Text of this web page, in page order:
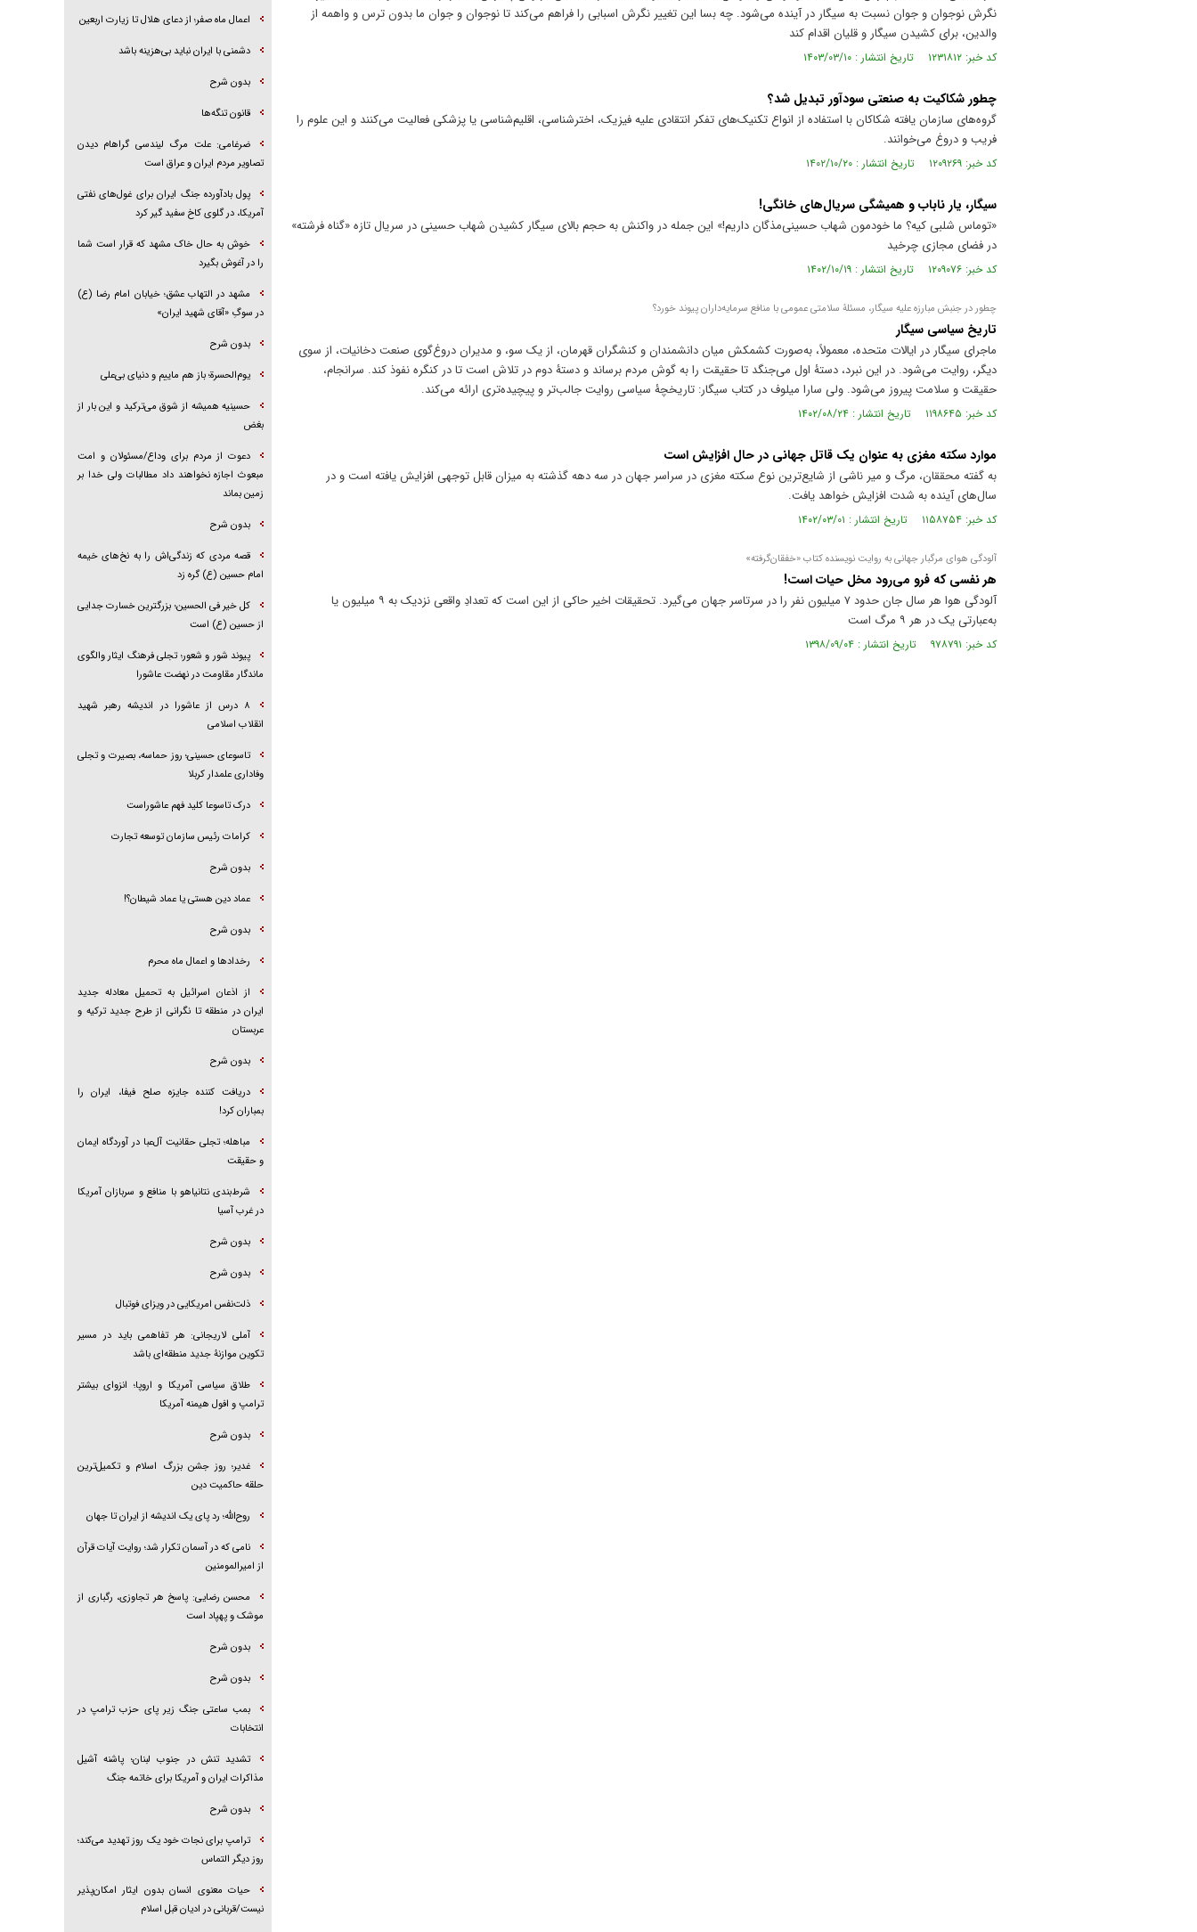
نگرش نوجوان و جوان نسبت به سیگار در آینده می‌شود. چه بسا این تغییر نگرش اسبابی را فراهم می‌کند تا نوجوان و جوان ما بدون ترس و واهمه از
والدین، برای کشیدن سیگار و قلیان اقدام کند
کد خبر: ۱۲۳۱۸۱۲ تاریخ انتشار : ۱۴۰۳/۰۳/۱۰
چطور شکاکیت به صنعتی سودآور تبدیل شد؟
گروه‌های سازمان یافته شکاکان با استفاده از انواع تکنیک‌های تفکر انتقادی علیه فیزیک، اخترشناسی، اقلیم‌شناسی یا پزشکی فعالیت می‌کنند و این علوم را
فریب و دروغ می‌خوانند.
کد خبر: ۱۲۰۹۲۶۹ تاریخ انتشار : ۱۴۰۲/۱۰/۲۰
سیگار، یار ناباب و همیشگی سریال‌های خانگی!
«توماس شلبی کیه؟ ما خودمون شهاب حسینی‌مذگان داریم!» این جمله در واکنش به حجم بالای سیگار کشیدن شهاب حسینی در سریال تازه «گناه فرشته»
در فضای مجازی چرخید
کد خبر: ۱۲۰۹۰۷۶ تاریخ انتشار : ۱۴۰۲/۱۰/۱۹
چطور در جنبش مبارزه علیه سیگار، مسئلۀ سلامتی عمومی با منافع سرمایه‌داران پیوند خورد؟
تاریخ سیاسی سیگار
ماجرای سیگار در ایالات متحده، معمولاً، به‌صورت کشمکش میان دانشمندان و کنشگران قهرمان، از یک سو، و مدیران دروغ‌گوی صنعت دخانیات، از سوی
دیگر، روایت می‌شود. در این نبرد، دستۀ اول می‌جنگد تا حقیقت را به گوش مردم برساند و دستۀ دوم در تلاش است تا در کنگره نفوذ کند. سرانجام،
حقیقت و سلامت پیروز می‌شود. ولی سارا میلوف در کتاب سیگار: تاریخچۀ سیاسی روایت جالب‌تر و پیچیده‌تری ارائه می‌کند.
کد خبر: ۱۱۹۸۶۴۵ تاریخ انتشار : ۱۴۰۲/۰۸/۲۴
موارد سکته مغزی به عنوان یک قاتل جهانی در حال افزایش است
به گفته محققان، مرگ و میر ناشی از شایع‌ترین نوع سکته مغزی در سراسر جهان در سه دهه گذشته به میزان قابل توجهی افزایش یافته است و در
سال‌های آینده به شدت افزایش خواهد یافت.
کد خبر: ۱۱۵۸۷۵۴ تاریخ انتشار : ۱۴۰۲/۰۳/۰۱
آلودگی هوای مرگبار جهانی به روایت نویسنده کتاب «خفقان‌گرفته»
هر نفسی که فرو می‌رود مخل حیات است!
آلودگی هوا هر سال جان حدود ۷ میلیون نفر را در سرتاسر جهان می‌گیرد. تحقیقات اخیر حاکی از این است که تعدادِ واقعی نزدیک به ۹ میلیون یا
به‌عبارتی یک در هر ۹ مرگ است
کد خبر: ۹۷۸۷۹۱ تاریخ انتشار : ۱۳۹۸/۰۹/۰۴
اعمال ماه صفر؛ از دعای هلال تا زیارت اربعین
دشمنی با ایران نباید بی‌هزینه باشد
بدون شرح
قانون تنگه‌ها
ضرغامی: علت مرگ لیندسی گراهام دیدن
تصاویر مردم ایران و عراق است
پول بادآورده جنگ ایران برای غول‌های نفتی
آمریکا، در گلوی کاخ سفید گیر کرد
خوش به حال خاک مشهد که قرار است شما
را در آغوش بگیرد
مشهد در التهاب عشق؛ خیابان امام رضا (ع)
در سوگِ «آقای شهید ایران»
بدون شرح
یوم‌الحسرة؛ باز هم ماییم و دنیای بی‌علی
حسینیه همیشه از شوق می‌ترکید و این بار از
بغض
دعوت از مردم برای وداع/مسئولان و امت
مبعوث اجازه نخواهند داد مطالبات ولی خدا بر
زمین بماند
بدون شرح
قصه مردی که زندگی‌اش را به نخ‌های خیمه
امام حسین (ع) گره زد
کل خیر فی الحسین؛ بزرگترین خسارت جدایی
از حسین (ع) است
پیوند شور و شعور؛ تجلی فرهنگ ایثار والگوی
ماندگار مقاومت در نهضت عاشورا
۸ درس از عاشورا در اندیشه رهبر شهید
انقلاب اسلامی
تاسوعای حسینی؛ روز حماسه، بصیرت و تجلی
وفاداری علمدار کربلا
درک تاسوعا کلید فهم عاشوراست
کرامات رئیس سازمان توسعه تجارت
بدون شرح
عماد دین هستی یا عماد شیطان؟!
بدون شرح
رخداد‌ها و اعمال ماه محرم
از اذعان اسرائیل به تحمیل معادله جدید
ایران در منطقه تا نگرانی از طرح جدید ترکیه و
عربستان
بدون شرح
دریافت کننده جایزه صلح فیفا، ایران را
بمباران کرد!
مباهله؛ تجلی حقانیت آل‌عبا در آوردگاه ایمان
و حقیقت
شرط‌بندی نتانیاهو با منافع و سربازان آمریکا
در غرب آسیا
بدون شرح
بدون شرح
ذلت‌نفس امریکایی در ویزای فوتبال
آملی لاریجانی: هر تفاهمی باید در مسیر
تکوین موازنۀ جدید منطقه‌ای باشد
طلاق سیاسی آمریکا و اروپا؛ انزوای بیشتر
ترامپ و افول هیمنه آمریکا
بدون شرح
غدیر؛ روز جشن بزرگ اسلام و تکمیل‌ترین
حلقه حاکمیت دین
روح‌الله؛ رد پای یک اندیشه از ایران تا جهان
نامی که در آسمان تکرار شد؛ روایت آیات قرآن
از امیرالمومنین
محسن رضایی: پاسخ هر تجاوزی، رگباری از
موشک و پهپاد است
بدون شرح
بدون شرح
بمب ساعتی جنگ زیر پای حزب ترام‍پ در
انتخابات
تشدید تنش در جنوب لبنان؛ پاشنه آشیل
مذاکرات ایران و آمریکا برای خاتمه جنگ
بدون شرح
ترامپ برای نجات خود یک روز تهدید می‌کند؛
روز دیگر التماس
حیات معنوی انسان بدون ایثار امکان‌پذیر
نیست/قربانی در ادیان قبل اسلام